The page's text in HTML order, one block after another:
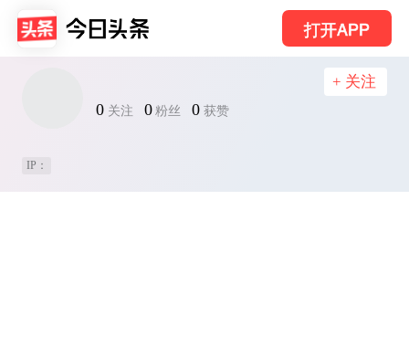
打开APP
0 关注 0 粉丝 0 获赞
+ 关注
IP：